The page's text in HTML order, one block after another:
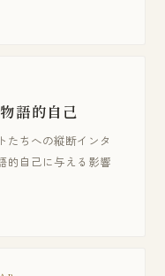
語的自己
たちへの縦断インタ
的自己に与える影響